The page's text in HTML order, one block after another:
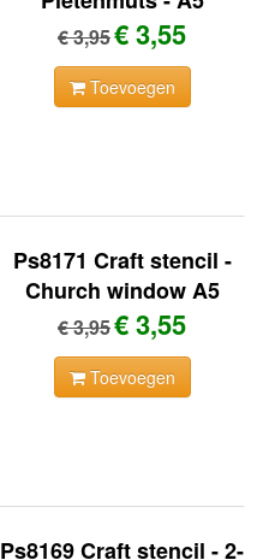
€ 3,95€ 3,55
Toevoegen
Ps8171 Craft stencil -
Church window A5
€ 3,95€ 3,55
Toevoegen
Ps8169 Craft stencil - 2-